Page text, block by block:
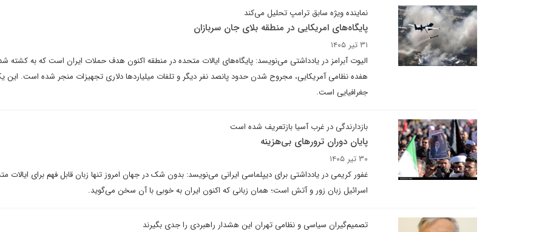
نماینده ویژه سابق ترامپ تحلیل می‌کند
پایگاه‌های امریکایی در منطقه بلای جان سربازان
۳۱ تیر ۱۴۰۵
الیوت آبرامز در یادداشتی می‌نویسد: پایگاه‌های ایالات متحده در منطقه اکنون هدف حملات ایران است که به
هفده نظامی آمریکایی، مجروح شدن حدود پانصد نفر دیگر و تلفات میلیاردها دلاری تجهیزات منجر شده است.
جغرافیایی است.
بازدارندگی در غرب آسیا بازتعریف شده است
پایان دوران ترورهای بی‌هزینه
۳۰ تیر ۱۴۰۵
غفور کریمی در یادداشتی برای دیپلماسی ایرانی می‌نویسد: بدون شک در جهان امروز تنها زبان قابل فهم برای ایالات
اسرائیل زبان زور و آتش است؛ همان زبانی که اکنون ایران به خوبی با آن سخن می‌گوید.
تصمیم‌گیران سیاسی و نظامی تهران این هشدار راهبردی را جدی بگیرند